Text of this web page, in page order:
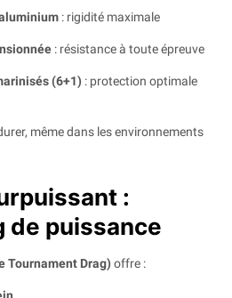
: rigidité maximale
: résistance à toute épreuve
(6+1) : protection optimale
même dans les environnements
:
de puissance
Tournament Drag) offre :